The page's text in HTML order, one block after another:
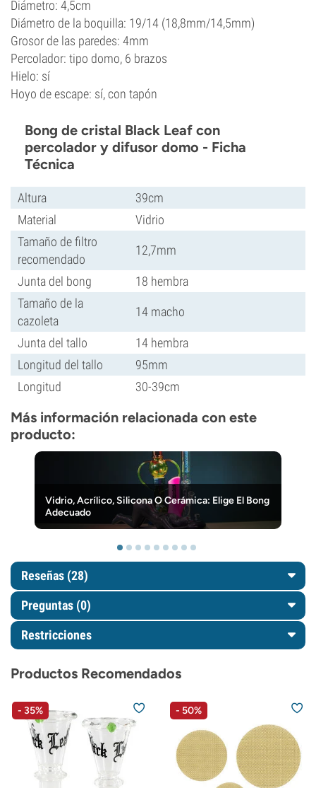
Diámetro: 4,5cm
Diámetro de la boquilla: 19/14 (18,8mm/14,5mm)
Grosor de las paredes: 4mm
Percolador: tipo domo, 6 brazos
Hielo: sí
Hoyo de escape: sí, con tapón
Bong de cristal Black Leaf con
percolador y difusor domo - Ficha
Técnica
Altura
39cm
Material
Vidrio
Tamaño de filtro
recomendado
12,7mm
Junta del bong
18 hembra
Tamaño de la
cazoleta
14 macho
Junta del tallo
14 hembra
Longitud del tallo
95mm
Longitud
30-39cm
Más información relacionada con este
producto:
Vidrio, Acrílico, Silicona O Cerámica: Elige El Bong
Adecuado
Reseñas (28)
Preguntas (0)
Restricciones
Productos Recomendados
- 35% - 50%